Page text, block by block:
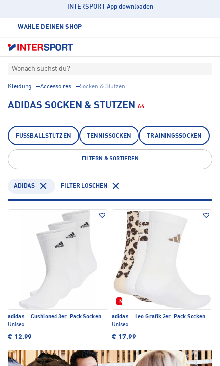
INTERSPORT App downloaden
WÄHLE DEINEN SHOP
Wonach suchst du?
Kleidung Accessoires Socken & Stutzen
ADIDAS SOCKEN & STUTZEN 64
FUSSBALLSTUTZEN TENNISSOCKEN TRAININGSSOCKEN
FILTERN & SORTIEREN
ADIDAS FILTER LÖSCHEN
adidas · Cushioned 3er-Pack Socken
Unisex
€ 12,99
Neu
adidas ·
Leo Grafik 3er-Pack Socken
Unisex
€ 17,99